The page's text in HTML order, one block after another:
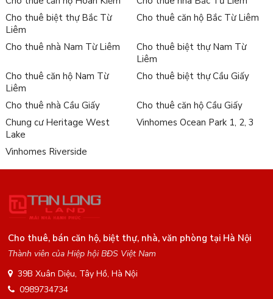
Cho thuê biệt thự Bắc Từ
Liêm
Cho thuê căn hộ Bắc Từ Liêm
Cho thuê nhà Nam Từ Liêm
Cho thuê biệt thự Nam Từ
Liêm
Cho thuê căn hộ Nam Từ
Liêm
Cho thuê biệt thự Cầu Giấy
Cho thuê nhà Cầu Giấy
Cho thuê căn hộ Cầu Giấy
Chung cư Heritage West
Lake
Vinhomes Ocean Park 1, 2, 3
Vinhomes Riverside
Cho thuê, bán căn hộ, biệt thự, nhà, văn phòng tại Hà Nội
Thành viên của Hiệp hội BĐS Việt Nam
39B Xuân Diệu, Tây Hồ, Hà Nội
0989734734